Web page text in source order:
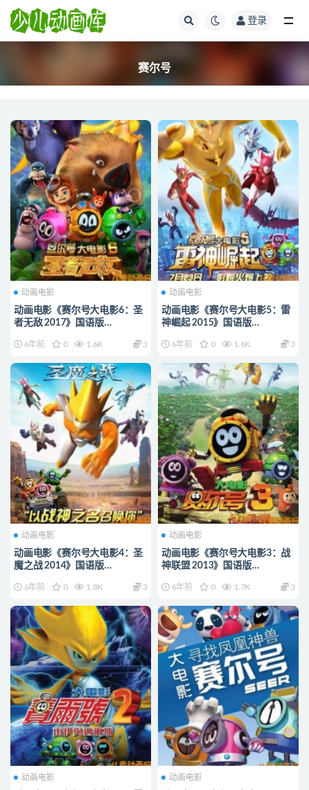
登录
赛尔号
动画电影
动画电影《赛尔号大电影6：圣
者无敌 2017》国语版
全集下载
6年前 0 1.6K 3
动画电影
动画电影《赛尔号大电影5：雷
神崛起 2015》国语版
号全集下载
6年前 0 1.6K 3
动画电影
动画电影《赛尔号大电影4：圣
魔之战 2014》国语版
号全集下载
6年前 0 1.8K 3
动画电影
动画电影《赛尔号大电影3：战
神联盟 2013》国语版
号全集下载
6年前 0 1.7K 3
动画电影 动画电影